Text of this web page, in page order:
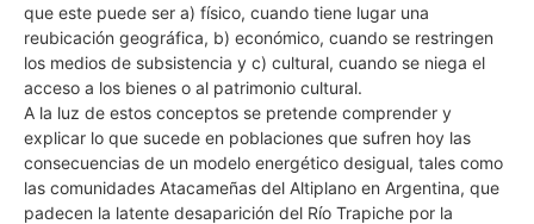
que este puede ser a) físico, cuando tiene lugar una
reubicación geográfica, b) económico, cuando se restringen
los medios de subsistencia y c) cultural, cuando se niega el
acceso a los bienes o al patrimonio cultural.
A la luz de estos conceptos se pretende comprender y
explicar lo que sucede en poblaciones que sufren hoy las
consecuencias de un modelo energético desigual, tales como
las comunidades Atacameñas del Altiplano en Argentina, que
padecen la latente desaparición del Río Trapiche por la